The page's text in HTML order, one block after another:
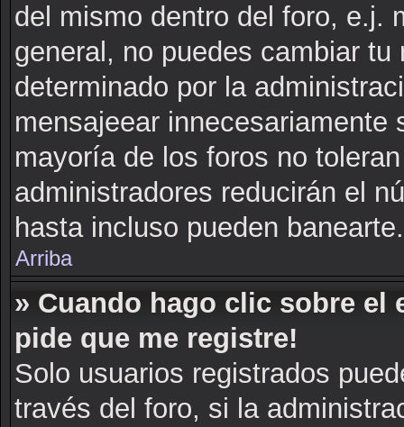
del mismo dentro del foro, e.j.
general, no puedes cambiar
determinado por la
mensajeear innecesariamente
mayoría de los foros no
administradores reducirán el
hasta incluso pueden banearte.
Arriba
» Cuando hago clic sobre el
pide que me registre!
Solo usuarios registrados
través del foro, si la